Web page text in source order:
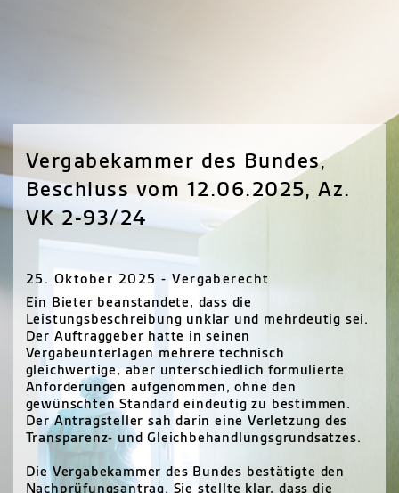
Vergabekammer des Bundes,
Beschluss vom 12.06.2025, Az.
VK 2-93/24
25. Oktober 2025 - Vergaberecht
Ein Bieter beanstandete, dass die
Leistungsbeschreibung unklar und mehrdeutig sei.
Der Auftraggeber hatte in seinen
Vergabeunterlagen mehrere technisch
gleichwertige, aber unterschiedlich formulierte
Anforderungen aufgenommen, ohne den
gewünschten Standard eindeutig zu bestimmen.
Der Antragsteller sah darin eine Verletzung des
Transparenz- und Gleichbehandlungsgrundsatzes.
Die Vergabekammer des Bundes bestätigte den
Nachprüfungsantrag. Sie stellte klar, dass die